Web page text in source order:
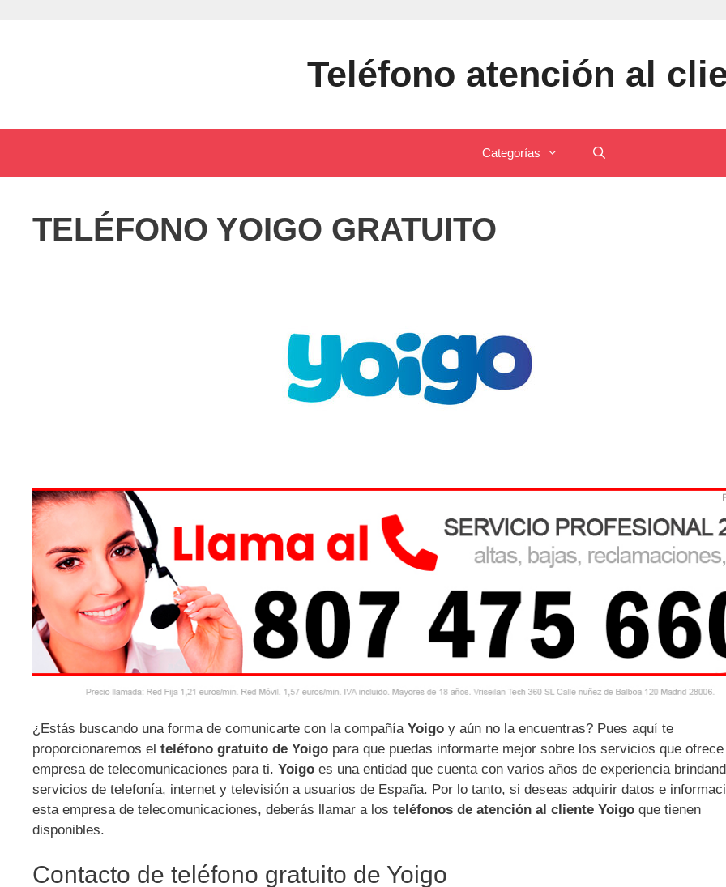
Teléfono atención al
Categorías
TELÉFONO YOIGO GRATUITO
¿Estás buscando una forma de comunicarte con la compañía Yoigo y aún no la encuentras? Pues aquí te
proporcionaremos el teléfono gratuito de Yoigo para que puedas informarte mejor sobre los servicios que
empresa de telecomunicaciones para ti. Yoigo es una entidad que cuenta con varios años de experiencia
servicios de telefonía, internet y televisión a usuarios de España. Por lo tanto, si deseas adquirir datos e
esta empresa de telecomunicaciones, deberás llamar a los teléfonos de atención al cliente Yoigo que tienen
disponibles.
Contacto de teléfono gratuito de Yoigo